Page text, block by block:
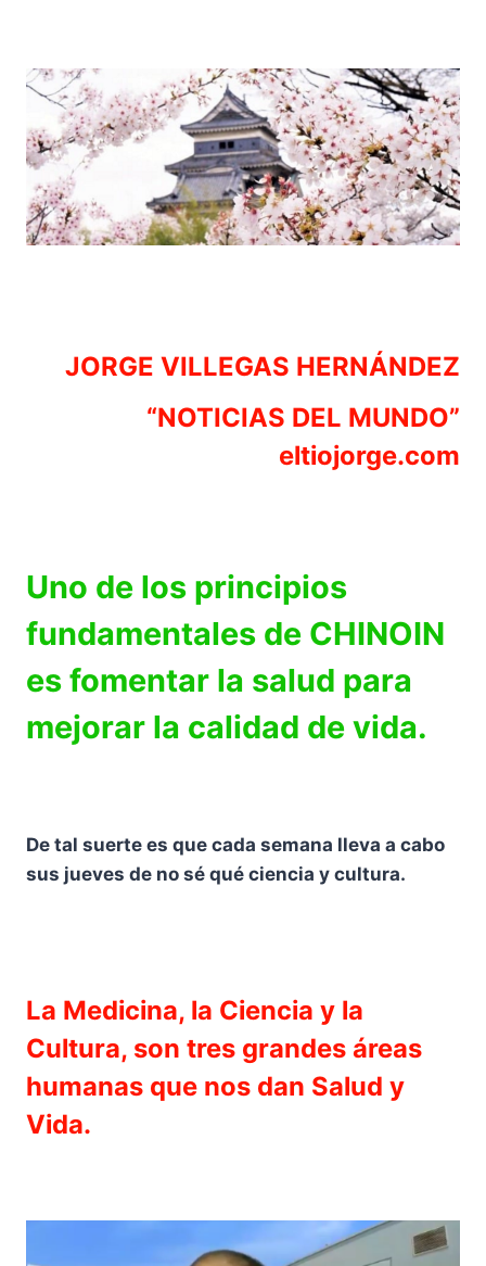
JORGE VILLEGAS HERNÁNDEZ
“NOTICIAS DEL MUNDO”
eltiojorge.com
Uno de los principios
fundamentales de CHINOIN
es fomentar la salud para
mejorar la calidad de vida.
De tal suerte es que cada semana lleva a cabo
sus jueves de no sé qué ciencia y cultura.
La Medicina, la Ciencia y la
Cultura, son tres grandes áreas
humanas que nos dan Salud y
Vida.